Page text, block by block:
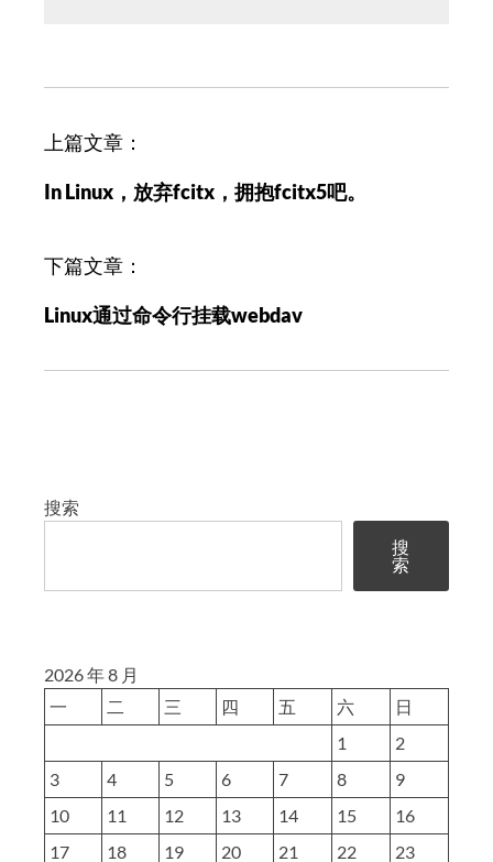
文
导
上篇文章：
In Linux，放弃fcitx，拥抱fcitx5吧。
下篇文章：
Linux通过命令行挂载webdav
搜索
搜
索
2026 年 8 月
一
二 三 四 五 六
日
1
2
3
4 5 6 7 8
9
10
11 12 13 14 15
16
17
18 19 20 21 22
23